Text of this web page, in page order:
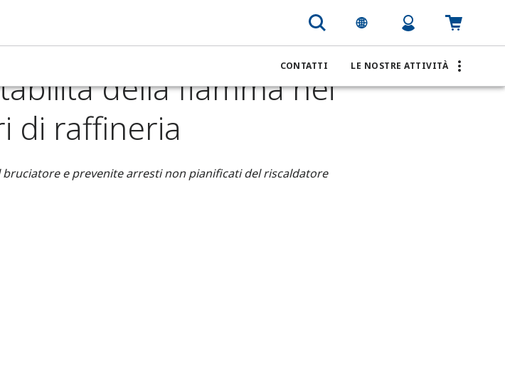
CONTATTI LE NOSTRE ATTIVITÀ
dell'instabilità della fiamma nei bruciatori di raffineria
della fiamma nei
di raffineria
e prevenite arresti non pianificati del riscaldatore